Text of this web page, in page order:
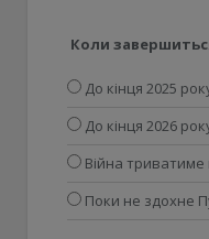
Коли
До кінця 2025
До кінця 2026
Війна
Поки не здохне